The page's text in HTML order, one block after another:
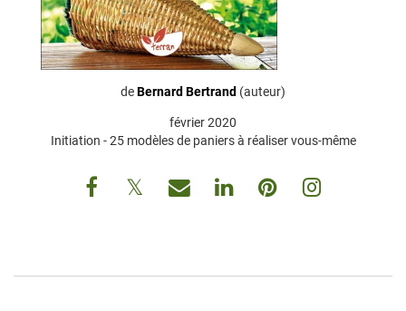
deBernard Bertrand (auteur)
février 2020
Initiation - 25 modèles de paniers à réaliser vous-même